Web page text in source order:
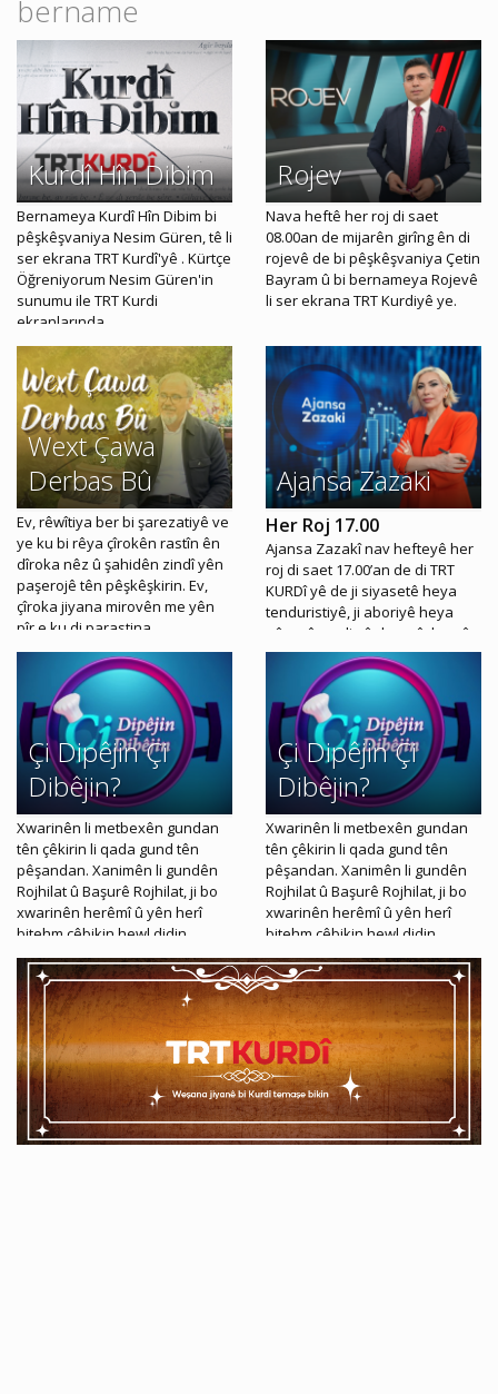
bername
Kurdî Hîn Dibim
Bernameya Kurdî Hîn Dibim bi
pêşkêşvaniya Nesim Güren, tê li
ser ekrana TRT Kurdî'yê . Kürtçe
Öğreniyorum Nesim Güren'in
sunumu ile TRT Kurdi
ekranlarında...
Rojev
Nava heftê her roj di saet
08.00an de mijarên girîng ên di
rojevê de bi pêşkêşvaniya Çetin
Bayram û bi bernameya Rojevê
li ser ekrana TRT Kurdiyê ye.
Wext Çawa
Derbas Bû
Ev, rêwîtiya ber bi şarezatiyê ve
ye ku bi rêya çîrokên rastîn ên
dîroka nêz û şahidên zindî yên
paşerojê tên pêşkêşkirin. Ev,
çîroka jiyana mirovên me yên
pîr e ku di parastina
kevneşopiyê de xwedî cihekî
girîng in... Di bernameyê de
guherîna kevneşopî û adetan
têne ravekirin… Nirxên civakî,
çandî û aborî yên ku di nava
salan de hatine guhertin tên
hevberkirin.
Ajansa Zazaki
Her Roj 17.00
Ajansa Zazakî nav hefteyê her
roj di saet 17.00’an de di TRT
KURDî yê de ji siyasetê heya
tenduristiyê, ji aboriyê heya
nûçeyên polis û darazê, hemû
geşedan û rûdanên rojê bi
hemû hurgilîyên xwe bi awayekî
rast û bêalî digihîne
temaşevanên xwe. “Ajansa
Zazakî” ku bi zaravayê dimilkî
yê Kurdî tê pêşkeşkirin, bi
taybetî cî dide nûçe, geşedan û
rûdanên wan herêmên ku herî
zêde Zaza lê dijîn. Ji bo hûn
karibin hemû geşedanan bi
zimanê xwe bişopînin her roj di
saet 17.00’an de li ber ekrana
TRT KURDî yê bin.
Çi Dipêjin Çi
Dibêjin?
Xwarinên li metbexên gundan
tên çêkirin li qada gund tên
pêşandan. Xanimên li gundên
Rojhilat û Başurê Rojhilat, ji bo
xwarinên herêmî û yên herî
bitehm çêbikin hewl didin.
Bernameya '' Çi Dipêjin Çi
Dibêjin '' li herêmê, çêkirina
xwarinên herî xweş ligel
sohbetên bikêf tîne ser ekrana
we.
Çi Dipêjin Çi
Dibêjin?
Xwarinên li metbexên gundan
tên çêkirin li qada gund tên
pêşandan. Xanimên li gundên
Rojhilat û Başurê Rojhilat, ji bo
xwarinên herêmî û yên herî
bitehm çêbikin hewl didin.
Bernameya '' Çi Dipêjin Çi
Dibêjin '' li herêmê, çêkirina
xwarinên herî xweş ligel
sohbetên bikêf tîne ser ekrana
we.